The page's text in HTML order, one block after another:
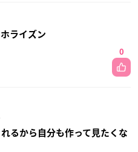
ライズン
0
るから自分も作って見たくな